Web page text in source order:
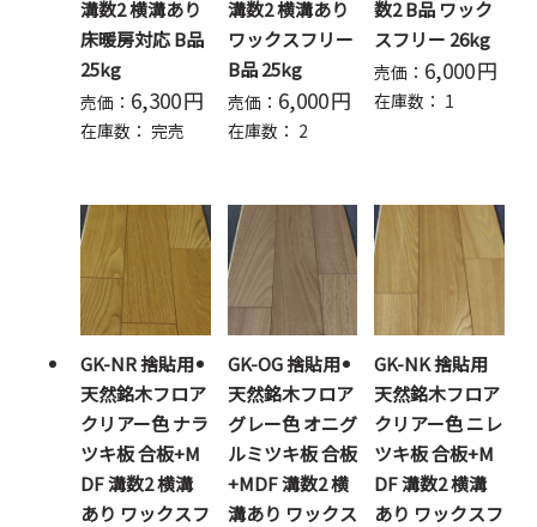
溝数2 横溝あり
床暖房対応 B品
25kg
売価： 6,300円
在庫数： 完売
溝数2 横溝あり
ワックスフリー
B品 25kg
売価： 6,000円
在庫数： 2
数2 B品 ワック
スフリー 26kg
売価： 6,000円
在庫数： 1
GK-NR 捨貼用
天然銘木フロア
クリアー色 ナラ
ツキ板 合板+M
DF 溝数2 横溝
あり ワックスフ
GK-OG 捨貼用
天然銘木フロア
グレー色 オニグ
ルミツキ板 合板
+MDF 溝数2 横
溝あり ワックス
GK-NK 捨貼用
天然銘木フロア
クリアー色 ニレ
ツキ板 合板+M
DF 溝数2 横溝
あり ワックスフ